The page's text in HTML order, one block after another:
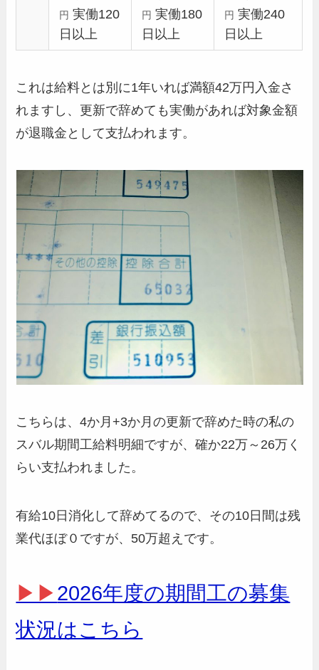
円 実働120
日以上
円 実働180
日以上
円 実働240
日以上
これは給料とは別に1年いれば満額42万円入金さ
れますし、更新で辞めても実働があれば対象金額
が退職金として支払われます。
こちらは、4か月+3か月の更新で辞めた時の私の
スバル期間工給料明細ですが、確か22万～26万く
らい支払われました。
有給10日消化して辞めてるので、その10日間は残
業代ほぼ０ですが、50万超えです。
▶▶2026年度の期間工の募集
状況はこちら